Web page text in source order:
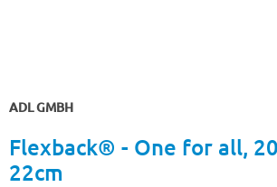
ADL GMBH
Flexback® - One for all,
22cm